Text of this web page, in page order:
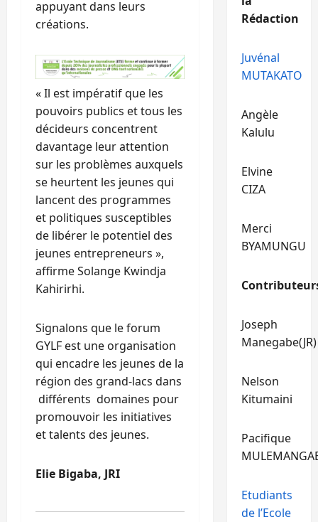
appuyant dans leurs
créations.
« Il est impératif que les
pouvoirs publics et tous les
décideurs concentrent
davantage leur attention
sur les problèmes auxquels
se heurtent les jeunes qui
lancent des programmes
et politiques susceptibles
de libérer le potentiel des
jeunes entrepreneurs »,
affirme Solange Kwindja
Kahirirhi.
Signalons que le forum
GYLF est une organisation
qui encadre les jeunes de la
région des grand-lacs dans
différents domaines pour
promouvoir les initiatives
et talents des jeunes.
Elie Bigaba, JRI
Rédaction
Juvénal
MUTAKATO
Angèle
Kalulu
Elvine
CIZA
Merci
BYAMUNGU
Joseph
Manegabe(JR)
Nelson
Kitumaini
Pacifique
Etudiants
de l’Ecole